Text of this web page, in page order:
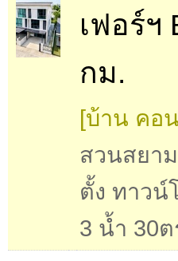
เฟอร์ฯ
กม.
[บ้าน คอ
สวนสยา
ตั้ง ทาวน์
3 น้ำ 30ต